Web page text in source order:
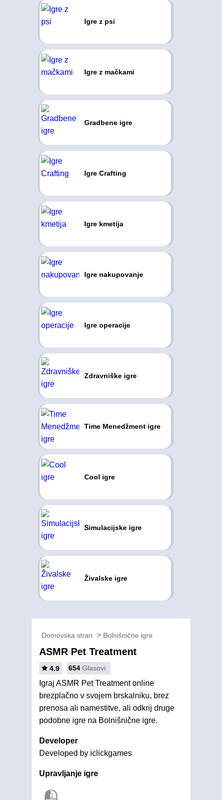
Igre z psi
Igre z mačkami
Gradbene igre
Igre Crafting
Igre kmetija
Igre nakupovanje
Igre operacije
Zdravniške igre
Time Menedžment igre
Cool igre
Simulacijske igre
Živalske igre
Domovska stran Bolnišnične igre
ASMR Pet Treatment
4.9 654 Glasovi
Igraj ASMR Pet Treatment online
brezplačno v svojem brskalniku, brez
prenosa ali namestitve, ali odkrij druge
podobne igre na Bolnišnične igre.
Developer
Developed by iclickgames
Upravljanje igre